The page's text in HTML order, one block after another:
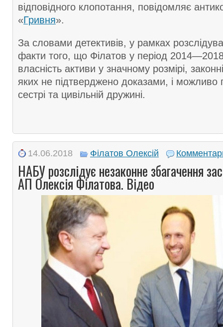
відповідного клопотання, повідомляє
«Гривня».
За словами детективів, у рамках
факти того, що Філатов у період
власність активи у значному розмірі,
яких не підтверджено доказами, і можливо
сестрі та цивільній дружині.
14.06.2018 Філатов Олексій
НАБУ розслідує незаконне збагачення
АП Олексія Філатова. Відео